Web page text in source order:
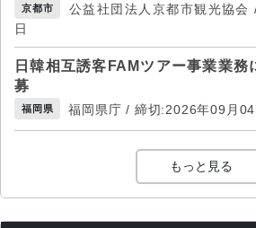
京都市
公益社団法人京都市観光協
日
日韓相互誘客FAMツアー事業業務
募
福岡県 福岡県庁 / 締切:2026年09月04
もっと見る